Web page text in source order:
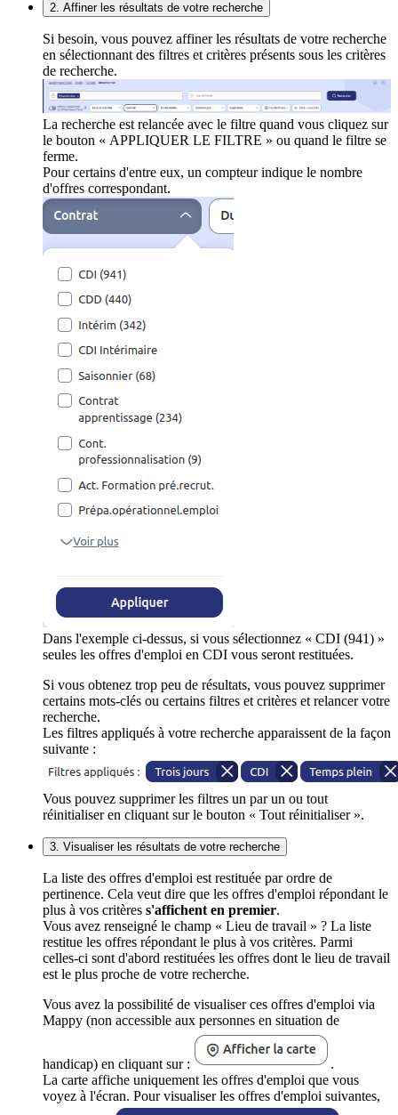
2. Affiner les résultats de votre recherche
Si besoin, vous pouvez affiner les résultats de votre recherche
en sélectionnant des filtres et critères présents sous les critères
de recherche.
La recherche est relancée avec le filtre quand vous cliquez sur
le bouton « APPLIQUER LE FILTRE » ou quand le filtre se
ferme.
Pour certains d'entre eux, un compteur indique le nombre
d'offres correspondant.
Dans l'exemple ci-dessus, si vous sélectionnez « CDI (941) »
seules les offres d'emploi en CDI vous seront restituées.
Si vous obtenez trop peu de résultats, vous pouvez supprimer
certains mots-clés ou certains filtres et critères et relancer votre
recherche.
Les filtres appliqués à votre recherche apparaissent de la façon
suivante :
Vous pouvez supprimer les filtres un par un ou tout
réinitialiser en cliquant sur le bouton « Tout réinitialiser ».
3. Visualiser les résultats de votre recherche
La liste des offres d'emploi est restituée par ordre de
pertinence. Cela veut dire que les offres d'emploi répondant le
plus à vos critères s'affichent en premier.
Vous avez renseigné le champ « Lieu de travail » ? La liste
restitue les offres répondant le plus à vos critères. Parmi
celles-ci sont d'abord restituées les offres dont le lieu de travail
est le plus proche de votre recherche.
Vous avez la possibilité de visualiser ces offres d'emploi via
Mappy (non accessible aux personnes en situation de
handicap) en cliquant sur :
.
La carte affiche uniquement les offres d'emploi que vous
voyez à l'écran. Pour visualiser les offres d'emploi suivantes,